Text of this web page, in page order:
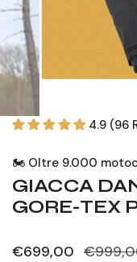
4.9 (96
🏍️ Oltre 9.000
GIACCA
GORE-TEX
Prezzo
€699,00
Prezzo